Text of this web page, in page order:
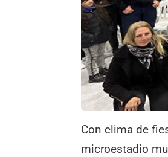
Con clima de
microestadio